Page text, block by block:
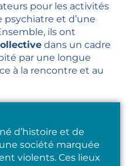
pour les activités
psychiatre et d’une
ils ont
dans un cadre
par une longue
à la rencontre et au
d’histoire et de
société marquée
violents. Ces lieux